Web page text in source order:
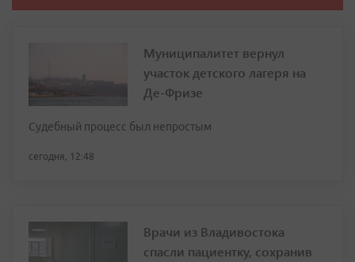
Муниципалитет вернул
участок детского лагеря на
Де-Фризе
Судебный процесс был непростым
сегодня, 12:48
Врачи из Владивостока
спасли пациентку, сохранив